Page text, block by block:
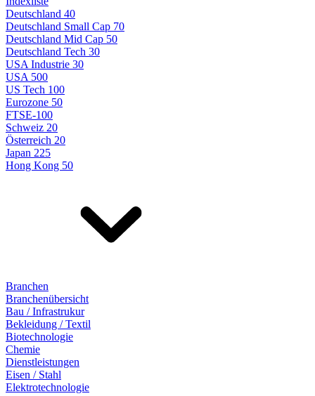
Deutschland 40
Deutschland Small Cap 70
Deutschland Mid Cap 50
Deutschland Tech 30
USA Industrie 30
USA 500
US Tech 100
Eurozone 50
FTSE-100
Schweiz 20
Österreich 20
Japan 225
Hong Kong 50
Branchen
Branchenübersicht
Bau / Infrastrukur
Bekleidung / Textil
Biotechnologie
Chemie
Dienstleistungen
Eisen / Stahl
Elektrotechnologie